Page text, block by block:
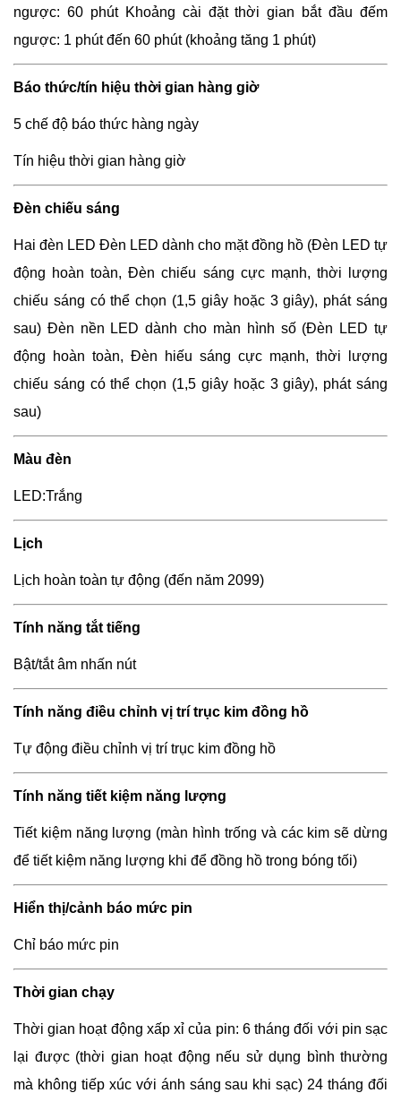
ngược: 60 phút Khoảng cài đặt thời gian bắt đầu đếm
ngược: 1 phút đến 60 phút (khoảng tăng 1 phút)
Báo thức/tín hiệu thời gian hàng giờ
5 chế độ báo thức hàng ngày
Tín hiệu thời gian hàng giờ
Đèn chiếu sáng
Hai đèn LED Đèn LED dành cho mặt đồng hồ (Đèn LED tự
động hoàn toàn, Đèn chiếu sáng cực mạnh, thời lượng
chiếu sáng có thể chọn (1,5 giây hoặc 3 giây), phát sáng
sau) Đèn nền LED dành cho màn hình số (Đèn LED tự
động hoàn toàn, Đèn hiếu sáng cực mạnh, thời lượng
chiếu sáng có thể chọn (1,5 giây hoặc 3 giây), phát sáng
sau)
Màu đèn
LED:Trắng
Lịch
Lịch hoàn toàn tự động (đến năm 2099)
Tính năng tắt tiếng
Bật/tắt âm nhấn nút
Tính năng điều chỉnh vị trí trục kim đồng hồ
Tự động điều chỉnh vị trí trục kim đồng hồ
Tính năng tiết kiệm năng lượng
Tiết kiệm năng lượng (màn hình trống và các kim sẽ dừng
để tiết kiệm năng lượng khi để đồng hồ trong bóng tối)
Hiển thị/cảnh báo mức pin
Chỉ báo mức pin
Thời gian chạy
Thời gian hoạt động xấp xỉ của pin: 6 tháng đối với pin sạc
lại được (thời gian hoạt động nếu sử dụng bình thường
mà không tiếp xúc với ánh sáng sau khi sạc) 24 tháng đối